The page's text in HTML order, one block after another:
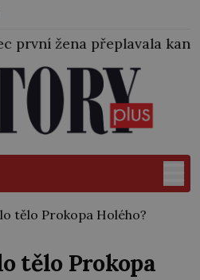
kanál La Manche.
tělo Prokopa Holého?
tělo Prokopa